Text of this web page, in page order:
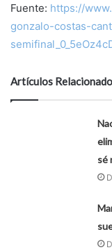
Fuente: https://
gonzalo-costas-
Artículos
sé